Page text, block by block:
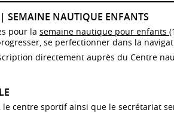
SEMAINE NAUTIQUE ENFANTS
pour la semaine nautique pour enfants
se perfectionner dans la
directement auprès du Centre
le centre sportif ainsi que le secrétariat